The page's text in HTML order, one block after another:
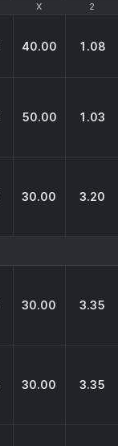
X 2
X 2
40.00 1.08
50.00 1.03
30.00 3.20
30.00 3.35
30.00 3.35